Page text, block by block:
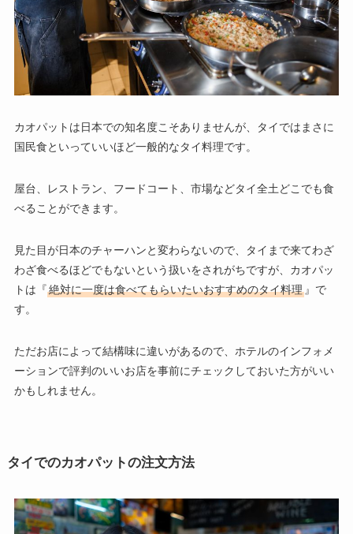
カオパットは日本での知名度こそありませんが、タイではまさに
国民食といっていいほど一般的なタイ料理です。
屋台、レストラン、フードコート、市場などタイ全土どこでも食
べることができます。
見た目が日本のチャーハンと変わらないので、タイまで来てわざ
わざ食べるほどでもないという扱いをされがちですが、カオパッ
トは『絶対に一度は食べてもらいたいおすすめのタイ料理』で
す。
ただお店によって結構味に違いがあるので、ホテルのインフォメ
ーションで評判のいいお店を事前にチェックしておいた方がいい
かもしれません。
タイでのカオパットの注文方法